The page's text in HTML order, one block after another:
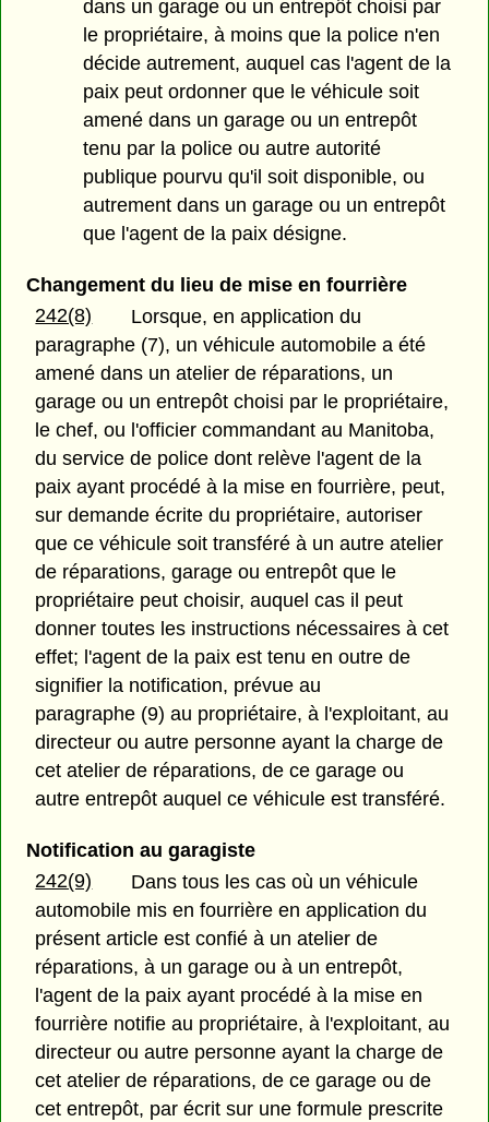
dans un garage ou un entrepôt choisi par
le propriétaire, à moins que la police n'en
décide autrement, auquel cas l'agent de la
paix peut ordonner que le véhicule soit
amené dans un garage ou un entrepôt
tenu par la police ou autre autorité
publique pourvu qu'il soit disponible, ou
autrement dans un garage ou un entrepôt
que l'agent de la paix désigne.
Changement du lieu de mise en fourrière
242(8)
Lorsque, en application du
paragraphe (7), un véhicule automobile a été
amené dans un atelier de réparations, un
garage ou un entrepôt choisi par le propriétaire,
le chef, ou l'officier commandant au Manitoba,
du service de police dont relève l'agent de la
paix ayant procédé à la mise en fourrière, peut,
sur demande écrite du propriétaire, autoriser
que ce véhicule soit transféré à un autre atelier
de réparations, garage ou entrepôt que le
propriétaire peut choisir, auquel cas il peut
donner toutes les instructions nécessaires à cet
effet; l'agent de la paix est tenu en outre de
signifier la notification, prévue au
paragraphe (9) au propriétaire, à l'exploitant, au
directeur ou autre personne ayant la charge de
cet atelier de réparations, de ce garage ou
autre entrepôt auquel ce véhicule est transféré.
Notification au garagiste
242(9)
Dans tous les cas où un véhicule
automobile mis en fourrière en application du
présent article est confié à un atelier de
réparations, à un garage ou à un entrepôt,
l'agent de la paix ayant procédé à la mise en
fourrière notifie au propriétaire, à l'exploitant, au
directeur ou autre personne ayant la charge de
cet atelier de réparations, de ce garage ou de
cet entrepôt, par écrit sur une formule prescrite